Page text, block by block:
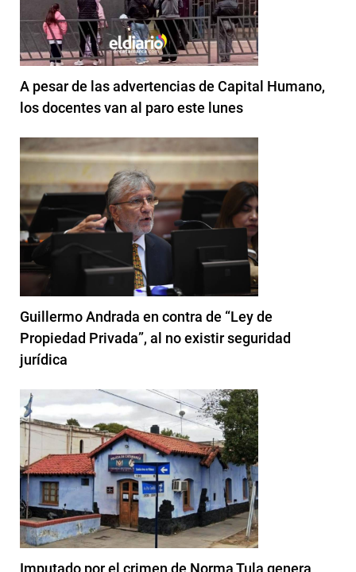
A pesar de las advertencias de Capital Humano,
los docentes van al paro este lunes
Guillermo Andrada en contra de “Ley de
Propiedad Privada”, al no existir seguridad
jurídica
Imputado por el crimen de Norma Tula genera